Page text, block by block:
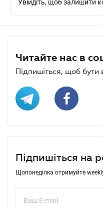
Увійдіть, щоб залишити
Читайте нас в
Підпишіться, щоб бути
Підпишіться на
Щопонеділка отримуйте